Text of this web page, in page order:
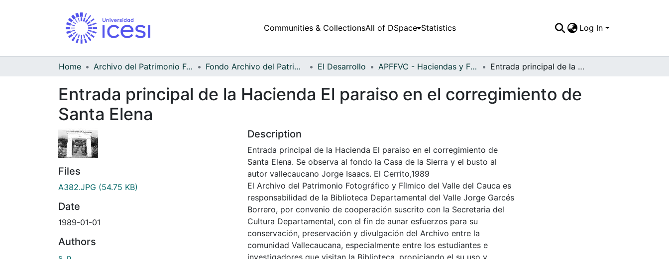
Communities & CollectionsAll of DSpace Statistics Log In
Home Archivo del Patrimonio Fotográfico y Fílmico del Valle del Cauca Fondo Archivo del Patrimonio Fotográfico y Fílmico del Valle del Cauca El Desarrollo APFFVC - Haciendas y Fincas - Patrimonial Entrada principal de la Hacienda El paraiso en el corregimiento de Santa Elena
Entrada principal de la Hacienda El paraiso en el corregimiento de
Santa Elena
Files
A382.JPG (54.75 KB)
Date
1989-01-01
Authors
Description
Entrada principal de la Hacienda El paraiso en el corregimiento de
Santa Elena. Se observa al fondo la Casa de la Sierra y el busto al
autor vallecaucano Jorge Isaacs. El Cerrito,1989
El Archivo del Patrimonio Fotográfico y Fílmico del Valle del Cauca es
responsabilidad de la Biblioteca Departamental del Valle Jorge Garcés
Borrero, por convenio de cooperación suscrito con la Secretaria del
Cultura Departamental, con el fin de aunar esfuerzos para su
conservación, preservación y divulgación del Archivo entre la
comunidad Vallecaucana, especialmente entre los estudiantes e
investigadores que visitan la Biblioteca, propiciando el su uso y